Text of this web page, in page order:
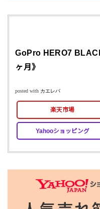
GoPro HERO7
ヶ月》
posted with カエレバ
楽天市場
Yahooショッピング